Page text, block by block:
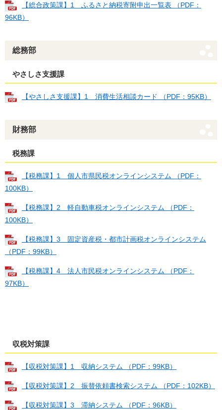
【総合政策課】1 ふるさと納税寄附申出一覧表 （PDF：
96KB）
総務部
やさしさ支援課
【やさしさ支援課】1 消費生活相談カード （PDF：95KB）
財務部
税務課
【税務課】1 個人市県民税オンラインシステム （PDF：
100KB）
【税務課】2 軽自動車税オンラインシステム （PDF：
100KB）
【税務課】3 固定資産税・都市計画税オンラインシステム
（PDF：99KB）
【税務課】4 法人市民税オンラインシステム （PDF：
97KB）
収税対策課
【収税対策課】1 収納システム （PDF：99KB）
【収税対策課】2 振替依頼書検索システム （PDF：102KB）
【収税対策課】3 滞納システム （PDF：96KB）